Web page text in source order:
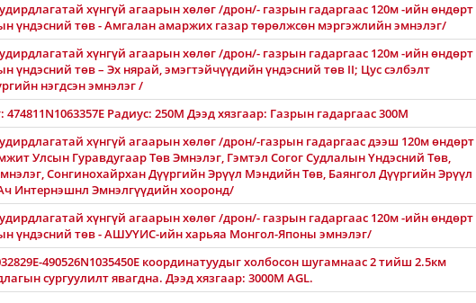
хүнгүй агаарын хөлөг /дрон/- газрын гадаргаас 120м -ийн өндөрт
үндэсний төв - Амгалан амаржих газар төрөлжсөн мэргэжлийн эмнэлэг/
хүнгүй агаарын хөлөг /дрон/- газрын гадаргаас 120м -ийн өндөрт
үндэсний төв – Эх нярай, эмэгтэйчүүдийн үндэсний төв II; Цус сэлбэлт
нэгдсэн эмнэлэг /
Радиус: 250М Дээд хязгаар: Газрын гадаргаас 300M
хүнгүй агаарын хөлөг /дрон/-газрын гадаргаас дээш 120м өндөрт
Улсын Гуравдугаар Төв Эмнэлэг, Гэмтэл Согог Судлалын Үндэсний Төв,
Сонгинохайрхан Дүүргийн Эрүүл Мэндийн Төв, Баянгол Дүүргийн Эрүүл
Интернэшнл Эмнэлгүүдийн хооронд/
хүнгүй агаарын хөлөг /дрон/- газрын гадаргаас 120м -ийн өндөрт
үндэсний төв - АШУҮИС-ийн харьяа Монгол-Японы эмнэлэг/
490526N1035450E координатуудыг холбосон шугамнаас 2 тийш 2.5км
сургуулилт явагдна. Дээд хязгаар: 3000М AGL.